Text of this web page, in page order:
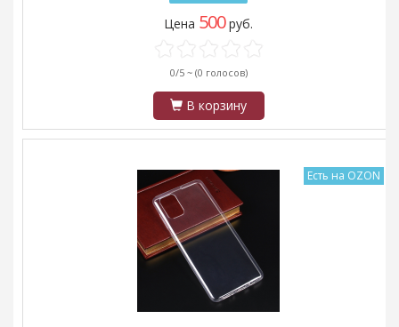
Цена 500руб.
0/5 ~ (0 голосов)
В корзину
Есть на OZON